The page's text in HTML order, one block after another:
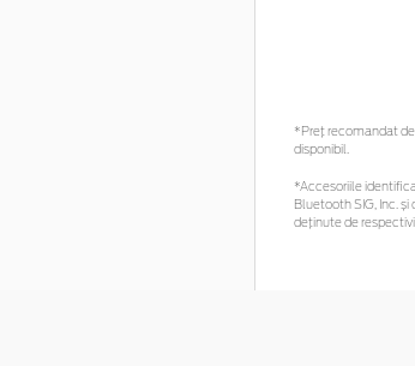
*Preţ recomandat de
disponibil.
*Accesoriile
Bluetooth SIG, Inc.
deținute de